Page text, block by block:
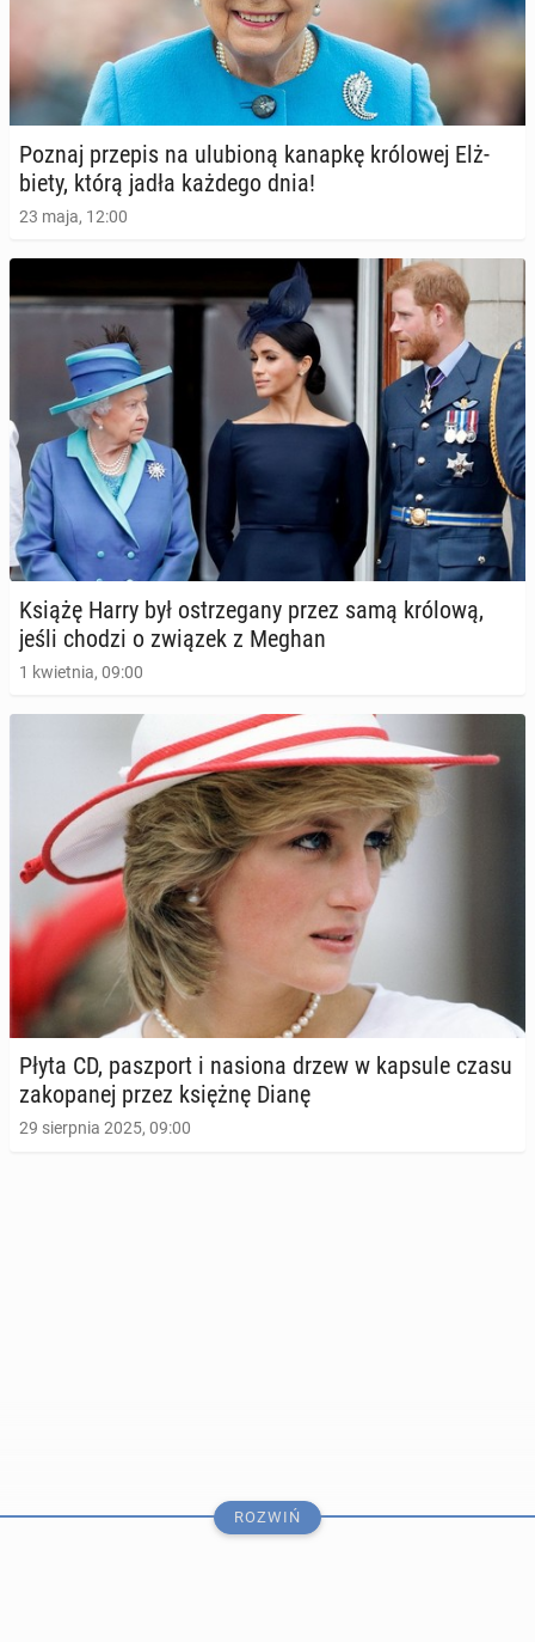
Meghan Markle za­pre­zen­to­wa­ła zwia­stun swojego
nowego pod­ca­stu
30 marca 2025, 09:00
Mia­stecz­ko na Majorce oskarża Meghan Markle o
plagiat
22 lutego 2025, 09:00
bry­tyj­skiej mo­nar­chii
Poznaj przepis na ulu­bio­ną kanapkę kró­lo­wej Elż­
bie­ty, którą jadła każdego dnia!
23 maja, 12:00
Książę Harry był ostrze­ga­ny przez samą królową,
jeśli chodzi o związek z Meghan
1 kwietnia, 09:00
Płyta CD, pasz­port i nasiona drzew w kapsule czasu
za­ko­pa­nej przez księżnę Dianę
29 sierpnia 2025, 09:00
ROZWIŃ